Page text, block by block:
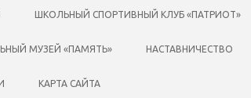
ШКОЛЬНЫЙ СПОРТИВНЫЙ КЛУБ «ПАТРИОТ»
МУЗЕЙ «ПАМЯТЬ» НАСТАВНИЧЕСТВО
КАРТА САЙТА